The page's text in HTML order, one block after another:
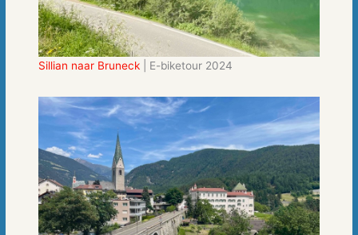
Sillian naar Bruneck | E-biketour 2024